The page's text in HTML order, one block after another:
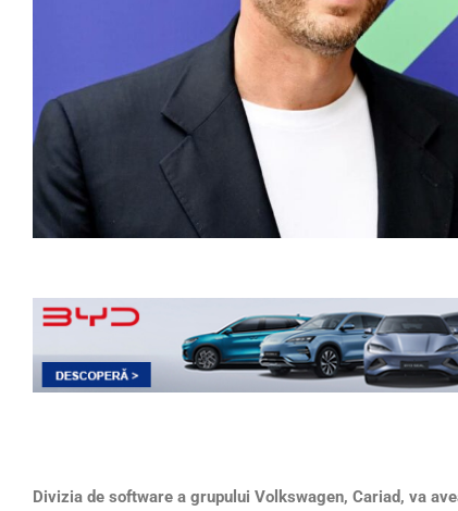
Divizia de software a grupului Volkswagen, Cariad, va